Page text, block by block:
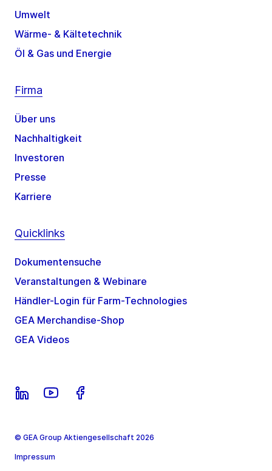
Umwelt
Wärme- & Kältetechnik
Öl & Gas und Energie
Firma
Über uns
Nachhaltigkeit
Investoren
Presse
Karriere
Quicklinks
Dokumentensuche
Veranstaltungen & Webinare
Händler-Login für Farm-Technologies
GEA Merchandise-Shop
GEA Videos
© GEA Group Aktiengesellschaft 2026
Impressum